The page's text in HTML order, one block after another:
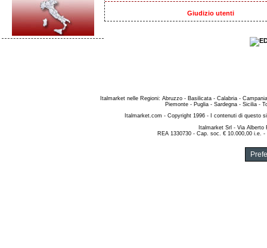
Giudizio utenti
Italmarket nelle Regioni: Abruzzo - Basilicata - Calabria - Campania
Piemonte - Puglia -Sardegna -Sicilia -
Italmarket.com - Copyright 1996 - I contenuti di questo
Italmarket Srl - Via Alberto
REA 1330730 - Cap. soc. € 10.000,00 i.e.